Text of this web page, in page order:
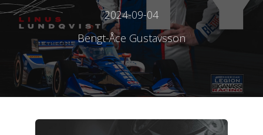
2024-09-04
Bengt-Åce Gustavsson